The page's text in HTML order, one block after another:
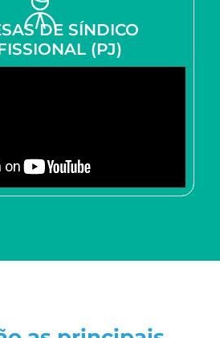
DE SÍNDICO
(PJ)